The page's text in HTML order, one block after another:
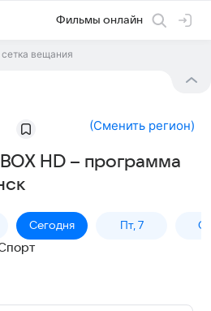
Фильмы онлайн
вещания
(Сменить регион)
HD – программа
Сегодня Пт, 7